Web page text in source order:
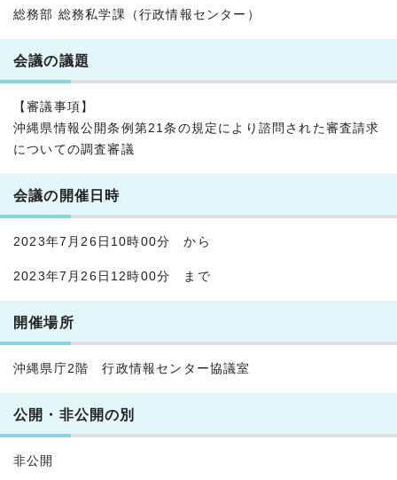
総務部 総務私学課（行政情報センター）
会議の議題
【審議事項】
沖縄県情報公開条例第21条の規定により諮問された審査請求
についての調査審議
会議の開催日時
2023年7月26日10時00分 から
2023年7月26日12時00分 まで
開催場所
沖縄県庁2階 行政情報センター協議室
公開・非公開の別
非公開